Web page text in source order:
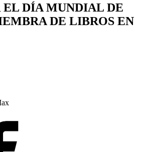
EL DÍA MUNDIAL DE
DE LIBROS EN